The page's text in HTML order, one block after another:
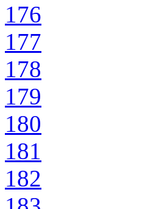
176
177
178
179
180
181
182